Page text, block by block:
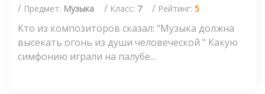
/ Предмет: Музыка / Класс: 7 / Рейтинг: 5
Кто из композиторов сказал: "Музыка должна
высекать огонь из души человеческой " Какую
симфонию играли на палубе...